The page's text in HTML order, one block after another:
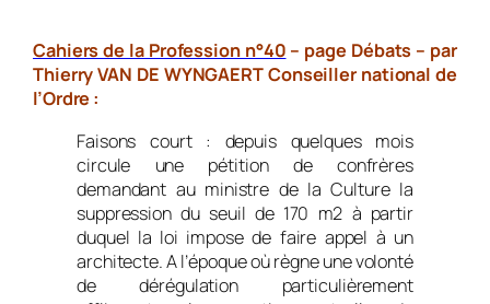
Cahiers de la Profession n°40 – page Débats – par
Thierry VAN DE WYNGAERT Conseiller national de
l’Ordre :
Faisons court : depuis quelques mois
circule une pétition de confrères
demandant au ministre de la Culture la
suppression du seuil de 170 m2 à partir
duquel la loi impose de faire appel à un
architecte. A l’époque où règne une volonté
de dérégulation particulièrement